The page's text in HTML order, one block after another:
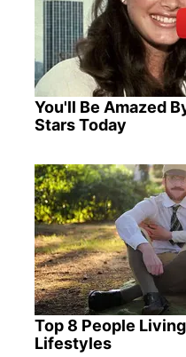
You'll Be Amazed
Stars Today
Top 8 People
Lifestyles